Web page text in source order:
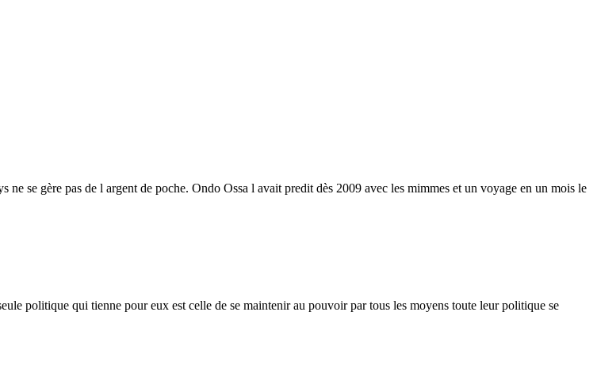
ne se gère pas de l argent de poche. Ondo Ossa l avait predit dès 2009 avec les mimmes et un voyage en un mois le
politique qui tienne pour eux est celle de se maintenir au pouvoir par tous les moyens toute leur politique se